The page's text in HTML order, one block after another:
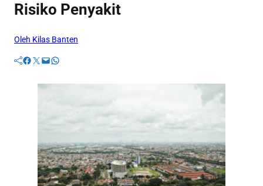
Risiko Penyakit
Oleh Kilas Banten
Facebook Twitter Mail WhatsApp